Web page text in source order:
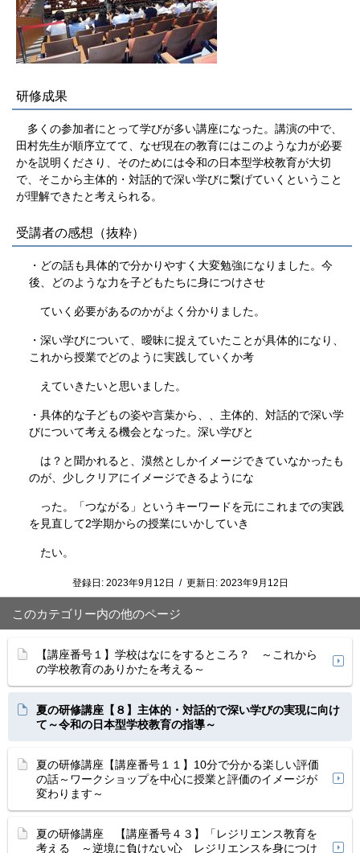
研修成果
多くの参加者にとって学びが多い講座になった。講演の中で、
田村先生が順序立てて、なぜ現在の教育にはこのような力が必要
かを説明くださり、そのためには令和の日本型学校教育が大切
で、そこから主体的・対話的で深い学びに繋げていくということ
が理解できたと考えられる。
受講者の感想（抜粋）
・どの話も具体的で分かりやすく大変勉強になりました。今
後、どのような力を子どもたちに身につけさせ
ていく必要があるのかがよく分かりました。
・深い学びについて、曖昧に捉えていたことが具体的になり、
これから授業でどのように実践していくか考
えていきたいと思いました。
・具体的な子どもの姿や言葉から、、主体的、対話的で深い学
びについて考える機会となった。深い学びと
は？と聞かれると、漠然としかイメージできていなかったも
のが、少しクリアにイメージできるようにな
った。「つながる」というキーワードを元にこれまでの実践
を見直して2学期からの授業にいかしていき
たい。
登録日: 2023年9月12日 / 更新日: 2023年9月12日
このカテゴリー内の他のページ
【講座番号１】学校はなにをするところ？ ～これから
の学校教育のありかたを考える～
夏の研修講座【８】主体的・対話的で深い学びの実現に向け
て～令和の日本型学校教育の指導～
夏の研修講座【講座番号１１】10分で分かる楽しい評価
の話～ワークショップを中心に授業と評価のイメージが
変わります～
夏の研修講座 【講座番号４３】「レジリエンス教育を
考える ～逆境に負けない心 レジリエンスを身につけ